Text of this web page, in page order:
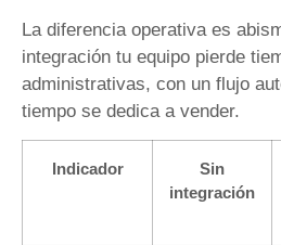
La diferencia operativa es
integración tu equipo pierde
administrativas, con un flujo
tiempo se dedica a vender.
Indicador
Sin
integración